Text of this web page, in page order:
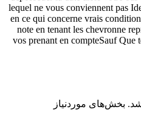
lequel ne vous conviennent pas
en ce qui concerne vrais
note en tenant les chevronne
vos prenant en compteSauf Que
بخش‌های موردنیاز